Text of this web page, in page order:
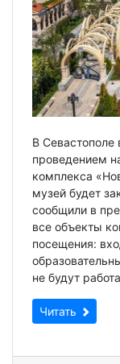
В Севастополе
проведением
комплекса
музей будет
сообщили в
все объекты
посещения:
не будут
Читать